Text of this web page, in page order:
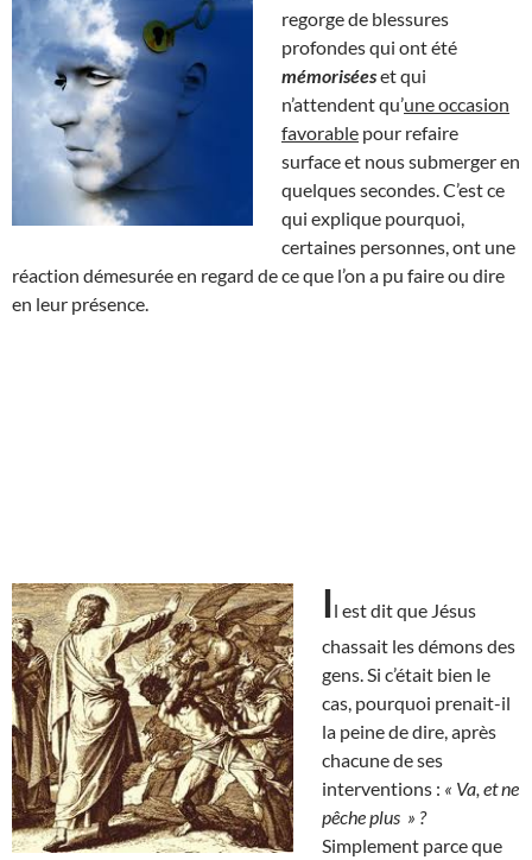
regorge de blessures
profondes qui ont été
mémoriséeset qui
n’attendent qu’une occasion
favorable pour refaire
surface et nous submerger en
quelques secondes. C’est ce
qui explique pourquoi,
certaines personnes, ont une
réaction démesurée en regard de ce que l’on a pu faire ou dire
en leur présence.
Il est dit que Jésus
chassait les démons des
gens. Si c’était bien le
cas, pourquoi prenait-il
la peine de dire, après
chacune de ses
interventions : « Va, et ne
pêche plus » ?
Simplement parce que